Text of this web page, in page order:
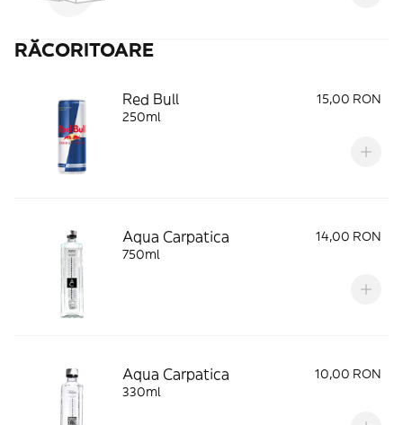
RĂCORITOARE
Red Bull
15,00 RON
250ml
Aqua Carpatica
14,00 RON
750ml
Aqua Carpatica
10,00 RON
330ml